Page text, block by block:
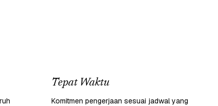
Tepat Waktu
Komitmen pengerjaan sesuai jadwal yang